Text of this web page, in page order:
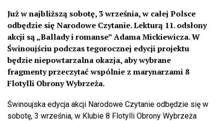
Już w najbliższą sobotę, 3 września, w całej Polsce
odbędzie się Narodowe Czytanie. Lekturą 11. odsłony
akcji są „Ballady i romanse” Adama Mickiewicza. W
Świnoujściu podczas tegorocznej edycji projektu
będzie niepowtarzalna okazja, aby wybrane
fragmenty przeczytać wspólnie z marynarzami 8
Flotylli Obrony Wybrzeża.
Świnoujska edycja akcji Narodowe Czytanie odbędzie się w
sobotę, 3 września, w Klubie 8 Flotylli Obrony Wybrzeża